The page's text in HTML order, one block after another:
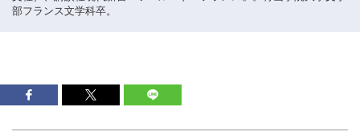
部フランス文学科卒。